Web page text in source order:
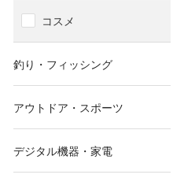
コスメ
釣り・フィッシング
アウトドア・スポーツ
デジタル機器・家電